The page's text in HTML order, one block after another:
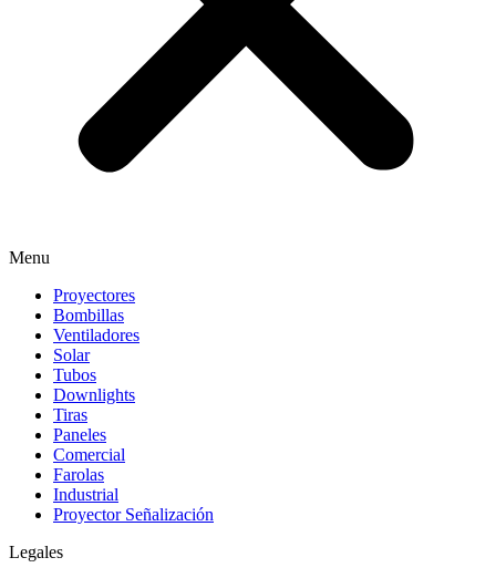
Menu
Proyectores
Bombillas
Ventiladores
Solar
Tubos
Downlights
Tiras
Paneles
Comercial
Farolas
Industrial
Proyector Señalización
Legales